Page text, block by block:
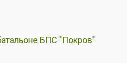
БПС "Покров"